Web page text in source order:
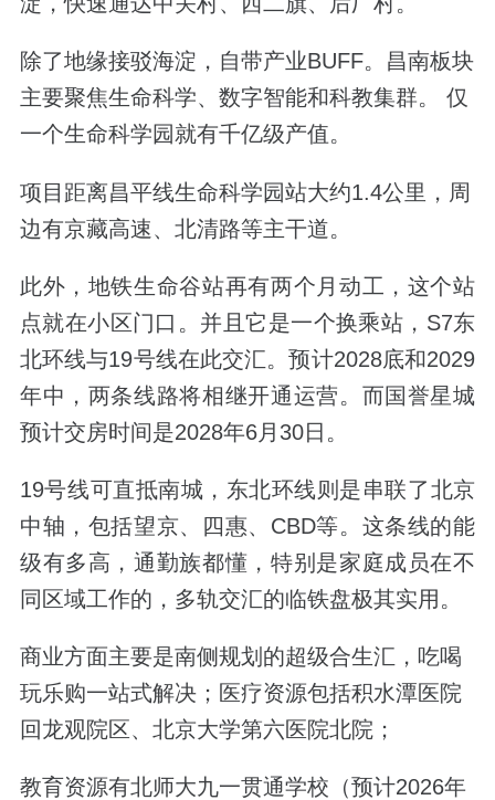
除了地缘接驳海淀，自带产业BUFF。昌南板块
主要聚焦生命科学、数字智能和科教集群。 仅
一个生命科学园就有千亿级产值。
项目距离昌平线生命科学园站大约1.4公里，周
边有京藏高速、北清路等主干道。
此外，地铁生命谷站再有两个月动工，这个站
点就在小区门口。并且它是一个换乘站，S7东
北环线与19号线在此交汇。预计2028底和2029
年中，两条线路将相继开通运营。而国誉星城
预计交房时间是2028年6月30日。
19号线可直抵南城，东北环线则是串联了北京
中轴，包括望京、四惠、CBD等。这条线的能
级有多高，通勤族都懂，特别是家庭成员在不
同区域工作的，多轨交汇的临铁盘极其实用。
商业方面主要是南侧规划的超级合生汇，吃喝
玩乐购一站式解决；医疗资源包括积水潭医院
回龙观院区、北京大学第六医院北院；
教育资源有北师大九一贯通学校（预计2026年